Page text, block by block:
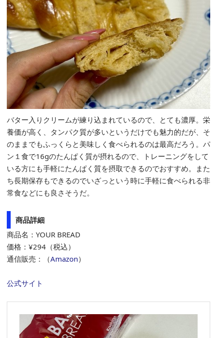
バター入りクリームが練り込まれているので、とても濃厚。栄
養価が高く、タンパク質が多いというだけでも魅力的だが、そ
のままでもふっくらと美味しく食べられるのは最高だろう。パ
ン１食で16gのたんぱく質が摂れるので、トレーニングをして
いる方にも手軽にたんぱく質を摂取できるのでおすすめ。また
ち長期保存もできるのでいざっという時に手軽に食べられる非
常食などにも良さそうだ。
商品詳細
商品名：YOUR BREAD
価格：¥294（税込）
通信販売：（Amazon）
公式サイト